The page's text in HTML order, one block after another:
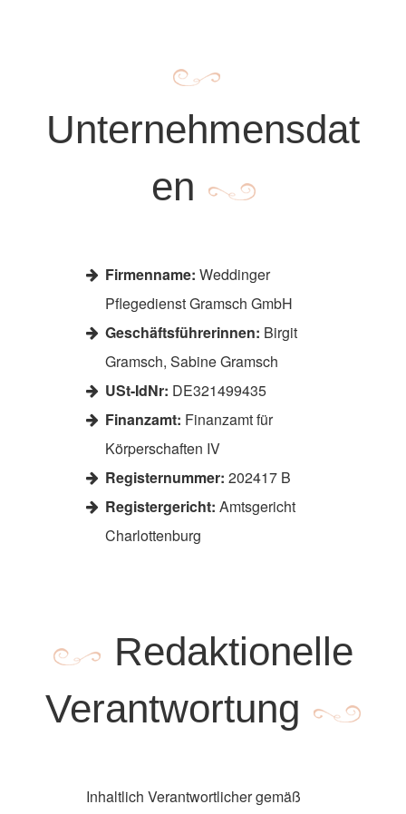
Unternehmensdat
en
Firmenname: Weddinger
Pflegedienst Gramsch GmbH
Geschäftsführerinnen: Birgit
Gramsch, Sabine Gramsch
USt-IdNr: DE321499435
Finanzamt: Finanzamt für
Körperschaften IV
Registernummer: 202417 B
Registergericht: Amtsgericht
Charlottenburg
Redaktionelle
Verantwortung
Inhaltlich Verantwortlicher gemäß